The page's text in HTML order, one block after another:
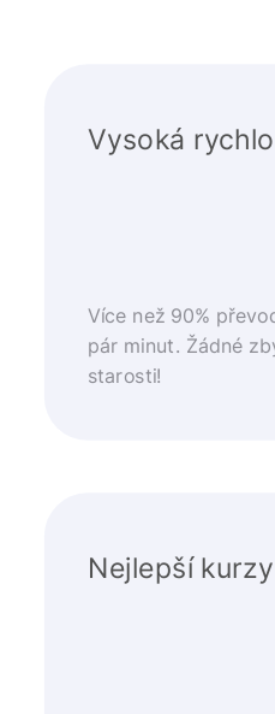
Vysoká
Více než 90%
pár minut. Žádné
starosti!
Nejlepší kurzy